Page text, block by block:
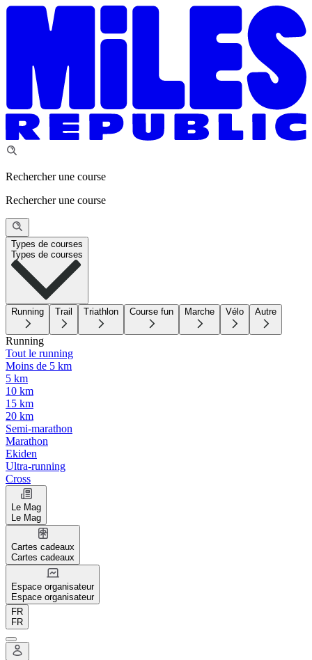
Rechercher une course
Rechercher une course
Types de courses
Types de courses
Running Trail Triathlon Course fun Marche Vélo Autre
Running
Tout le running
Moins de 5 km
5 km
10 km
15 km
20 km
Semi-marathon
Marathon
Ekiden
Ultra-running
Cross
Le Mag
Le Mag
Cartes cadeaux
Cartes cadeaux
Espace organisateur
Espace organisateur
FR
FR